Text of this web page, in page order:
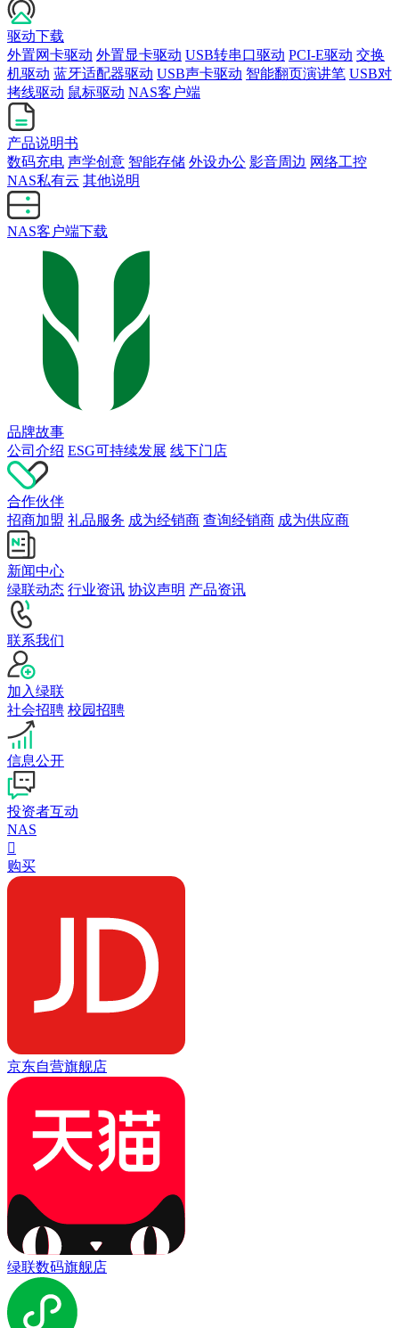
驱动下载
外置网卡驱动 外置显卡驱动 USB转串口驱动 PCI-E驱动 交换
机驱动 蓝牙适配器驱动 USB声卡驱动 智能翻页演讲笔 USB对
拷线驱动 鼠标驱动 NAS客户端
产品说明书
数码充电 声学创意 智能存储 外设办公 影音周边 网络工控
NAS私有云 其他说明
NAS客户端下载
品牌故事
公司介绍 ESG可持续发展 线下门店
合作伙伴
招商加盟 礼品服务 成为经销商 查询经销商 成为供应商
新闻中心
绿联动态 行业资讯 协议声明 产品资讯
联系我们
加入绿联
社会招聘 校园招聘
信息公开
投资者互动
NAS

购买
京东自营旗舰店
绿联数码旗舰店